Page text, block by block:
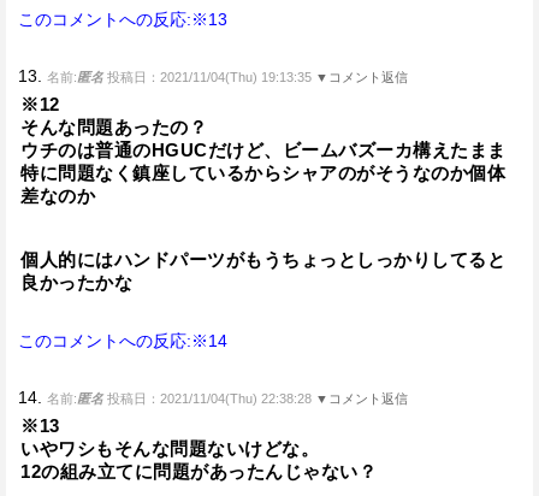
このコメントへの反応:※13
13. 名前:匿名 投稿日：2021/11/04(Thu) 19:13:35 ▼コメント返信
※12
そんな問題あったの？
ウチのは普通のHGUCだけど、ビームバズーカ構えたまま
特に問題なく鎮座しているからシャアのがそうなのか個体
差なのか
個人的にはハンドパーツがもうちょっとしっかりしてると
良かったかな
このコメントへの反応:※14
14. 名前:匿名 投稿日：2021/11/04(Thu) 22:38:28 ▼コメント返信
※13
いやワシもそんな問題ないけどな。
12の組み立てに問題があったんじゃない？